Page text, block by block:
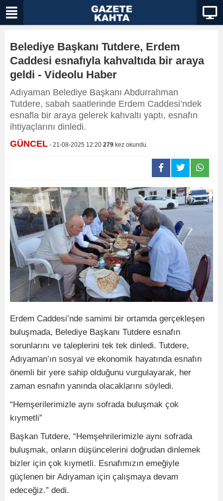
Belediye Başkanı Tutdere, Erdem
Caddesi esnafıyla kahvaltıda bir araya
geldi - Videolu Haber
Adıyaman Belediye Başkanı Abdurrahman
Tutdere, sabah saatlerinde Erdem Caddesi’ndek
esnafla bir araya gelerek kahvaltı yaptı, esnafın
ihtiyaçlarını dinledi.
GÜNCEL - 21-08-2025 12:20 279 kez okundu.
Erdem Caddesi’nde samimi bir ortamda gerçekleşen
buluşmada, Belediye Başkanı Tutdere esnafın
sorunlarını ve taleplerini tek tek dinledi. Tutdere,
Adıyaman’ın sosyal ve ekonomik hayatında esnafın
önemli bir yere sahip olduğunu vurgulayarak, her
zaman esnafın yanında olacaklarını söyledi.
“Hemşerilerimizle aynı sofrada buluşmak çok
kıymetli”
Başkan Tutdere, “Hemşehrilerimizle aynı sofrada
buluşmak, onların düşüncelerini doğrudan dinlemek
bizler için çok kıymetli. Esnafımızın emeğiyle
güçlenen bir Adıyaman için çalışmaya devam
edeceğiz.” dedi.